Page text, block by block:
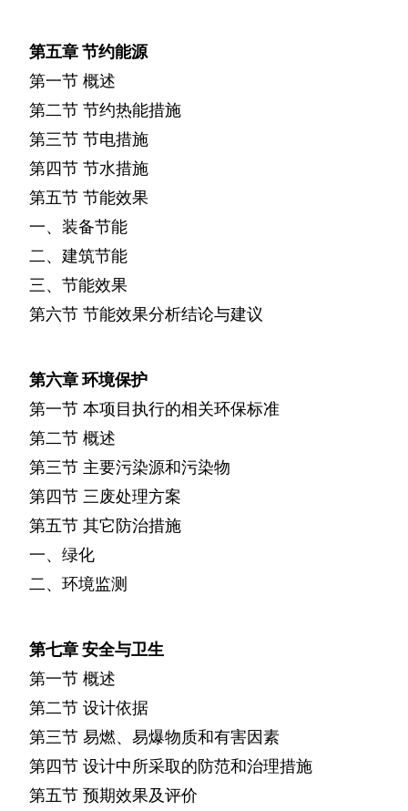
第五章节约能源
第一节 概述
第二节 节约热能措施
第三节 节电措施
第四节 节水措施
第五节 节能效果
一、装备节能
二、建筑节能
三、节能效果
第六节 节能效果分析结论与建议
第六章环境保护
第一节 本项目执行的相关环保标准
第二节 概述
第三节 主要污染源和污染物
第四节 三废处理方案
第五节 其它防治措施
一、绿化
二、环境监测
第七章安全与卫生
第一节 概述
第二节 设计依据
第三节 易燃、易爆物质和有害因素
第四节 设计中所采取的防范和治理措施
第五节 预期效果及评价